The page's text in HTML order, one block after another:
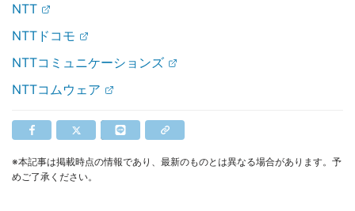
NTT
NTTドコモ
NTTコミュニケーションズ
NTTコムウェア
※本記事は掲載時点の情報であり、最新のものとは異なる場合があります。予
めご了承ください。